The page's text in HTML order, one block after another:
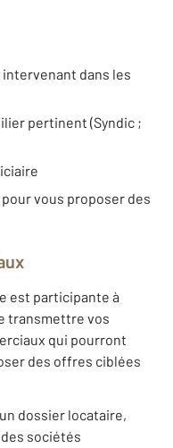
dans les
pertinent (Syndic ;
vous proposer des
est participante à
transmettre vos
qui pourront
des offres ciblées
dossier locataire,
sociétés